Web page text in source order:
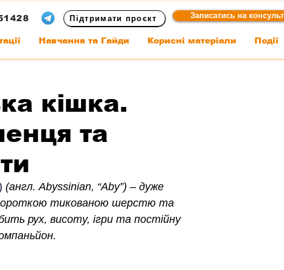
Підтримати проєкт Записатись на
Навчання та Гайди Корисні матеріали Події
кішка.
та
(англ. Abyssinian, “Aby”) – дуже
короткою тикованою шерстю та
рух, висоту, ігри та постійну